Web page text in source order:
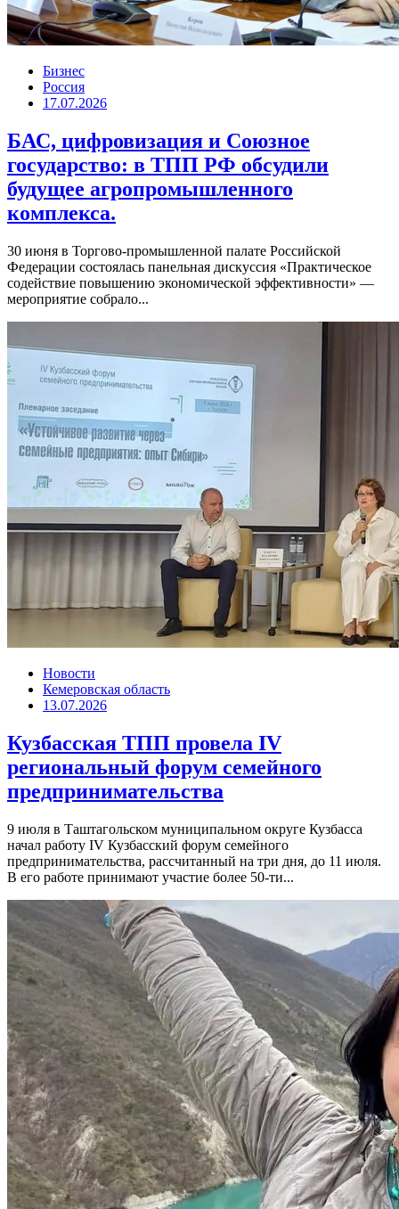
Бизнес
Россия
17.07.2026
БАС, цифровизация и Союзное
государство: в ТПП РФ обсудили
будущее агропромышленного
комплекса.
30 июня в Торгово-промышленной палате Российской
Федерации состоялась панельная дискуссия «Практическое
содействие повышению экономической эффективности» —
мероприятие собрало...
Новости
Кемеровская область
13.07.2026
Кузбасская ТПП провела IV
региональный форум семейного
предпринимательства
9 июля в Таштагольском муниципальном округе Кузбасса
начал работу IV Кузбасский форум семейного
предпринимательства, рассчитанный на три дня, до 11 июля.
В его работе принимают участие более 50-ти...